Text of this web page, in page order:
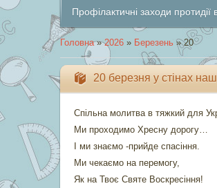
Профілактичні заходи
Головна » 2026 » Березень » 20
20 березня у стінах
Спільна молитва в тяжкий для
Ми проходимо Хресну дорогу…
І ми знаємо -прийде спасіння.
Ми чекаємо на перемогу,
Як на Твоє Святе Воскресіння!